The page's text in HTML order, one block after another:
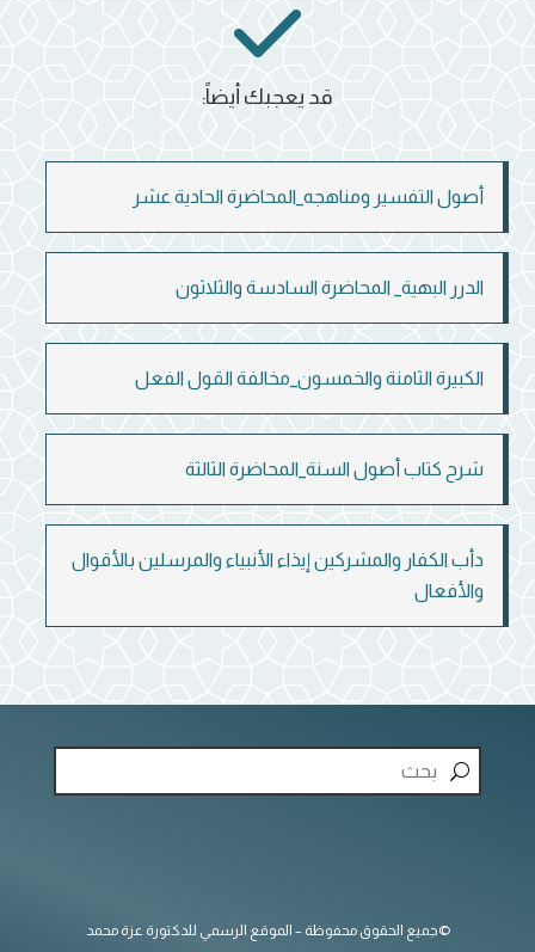
أصول التفسير ومناهجه_المحاضرة الحادية عشر
الدرر البهية_ المحاضرة السادسة والثلاثون
الكبيرة الثامنة والخمسون_مخالفة القول الفعل
شرح كتاب أصول السنة_المحاضرة الثالثة
دأب الكفار والمشركين إيذاء الأنبياء والمرسلين بالأقوال
والأفعال
قد يعجبك أيضاً:
©جميع الحقوق محفوظة – الموقع الرسمي للدكتورة عزة محمد